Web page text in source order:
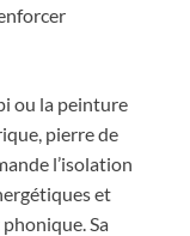
ou la peinture
pierre de
l’isolation
et
Sa